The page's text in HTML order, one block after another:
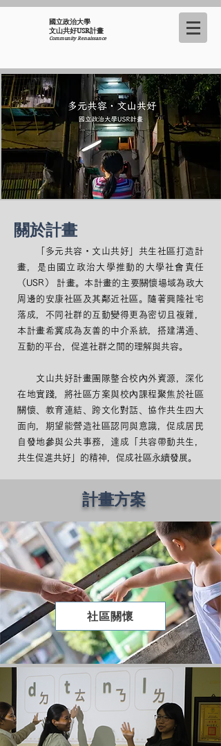
國立政治大學
​文山共好USR計畫
Community Renaissance
​關於計畫
「多元共容・文山共好」共生社區打造計
畫，是由國立政治大學推動的大學社會責任
（USR） 計畫。本計畫的主要關懷場域為政大
周邊的安康社區及其鄰近社區。隨著興隆社宅
落成，不同社群的互動變得更為密切且複雜，
本計畫希冀成為友善的中介系統，搭建溝通、
互動的平台，促進社群之間的理解與共容。
文山共好計畫團隊整合校內外資源，深化
在地實踐，將社區方案與校內課程聚焦於社區
關懷、教育連結、跨文化對話、協作共生四大
面向，期望能營造社區認同與意識，促成居民
自發地參與公共事務，達成「共容帶動共生，
共生促進共好」的精神，促成社區永續發展。
計畫方案
社區關懷